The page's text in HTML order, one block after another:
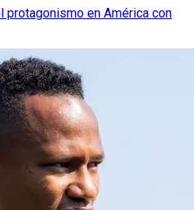
protagonismo en América con